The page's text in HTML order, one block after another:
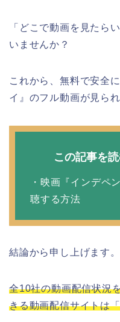
「どこで動画を見たら
いませんか？
これから、無料で安全
イ』のフル動画が見ら
この記事を
・映画『インデペ
聴する方法
結論から申し上げます。
全10社の動画配信状況
きる動画配信サイトは